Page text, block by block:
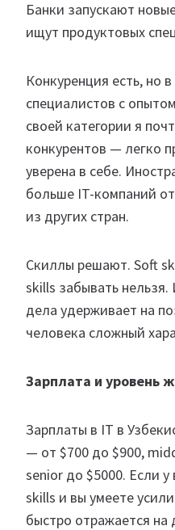
Банки запускают
ищут продуктовых
Конкуренция есть, но
специалистов с
своей категории я
конкурентов — легко
уверена в себе.
больше IT-компаний
из других стран.
Скиллы решают. Soft
skills забывать
дела удерживает на
человека сложный
Зарплата и уровень
Зарплаты в IT в
— от $700 до $900,
senior до $5000. Если
skills и вы умеете
быстро отражается на